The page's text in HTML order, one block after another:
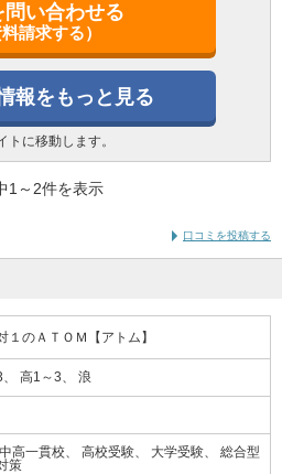
問い合わせる
料請求する）
報をもっと見る
トに移動します。
1 ～ 2件を表示
口コミを投稿する
のＡＴＯＭ【アトム】
高1～3 浪
高一貫校 高校受験 大学受験
総合型
策